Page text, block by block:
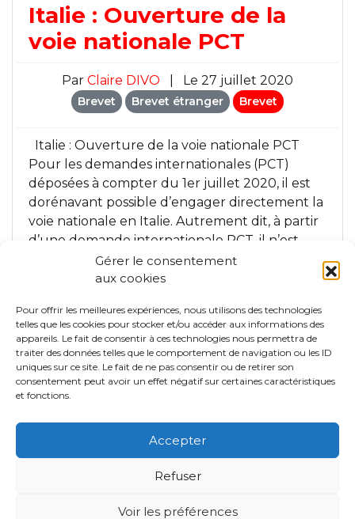
Gérer le consentement
aux cookies
Pour offrir les meilleures expériences, nous utilisons des technologies
telles que les cookies pour stocker et/ou accéder aux informations des
appareils. Le fait de consentir à ces technologies nous permettra de
traiter des données telles que le comportement de navigation ou les ID
uniques sur ce site. Le fait de ne pas consentir ou de retirer son
consentement peut avoir un effet négatif sur certaines caractéristiques
et fonctions.
Accepter
Refuser
Voir les préférences
Italie : Ouverture de la
voie nationale PCT
Par Claire DIVO Le 27 juillet 2020
Brevet Brevet étranger Brevet
Italie : Ouverture de la voie nationale PCT
Pour les demandes internationales (PCT)
déposées à compter du 1er juillet 2020, il est
dorénavant possible d’engager directement la
voie nationale en Italie. Autrement dit, à partir
d’une demande internationale PCT, il n’est
plus obligatoire de demander un brevet
européen pour obtenir une protection en …
En savoir plus ...
Navigation dans les
« 1 2 3 4 … 7 »
Copyright © 2026
Information Légales